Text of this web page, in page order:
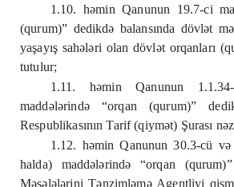
1.10. həmin Qanunun 19.7-ci
(qurum)” dedikdə balansında dövlət
yaşayış sahələri olan dövlət orqanları
tutulur;
1.11. həmin Qanunun
maddələrində “orqan (qurum)”
Respublikasının Tarif (qiymət) Şurası
1.12. həmin Qanunun 30.3-cü
halda) maddələrində “orqan
Məsələlərini Tənzimləmə Agentliyi